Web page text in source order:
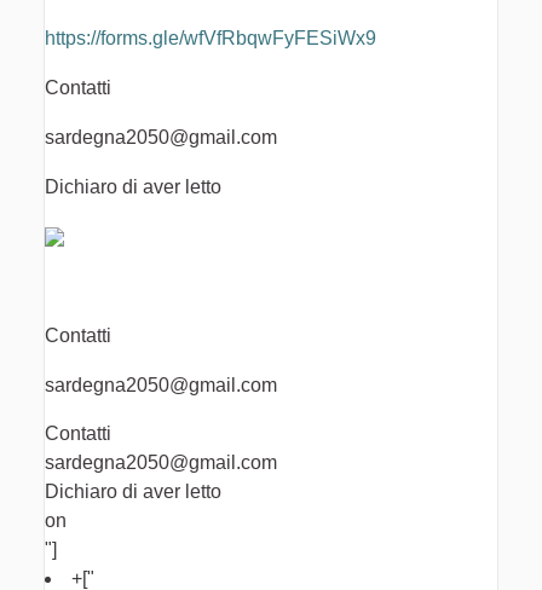
https://forms.gle/wfVfRbqwFyFESiWx9
Contatti
sardegna2050@gmail.com
Dichiaro di aver letto
Contatti
sardegna2050@gmail.com
Contatti
sardegna2050@gmail.com
Dichiaro di aver letto
on
"]
+["